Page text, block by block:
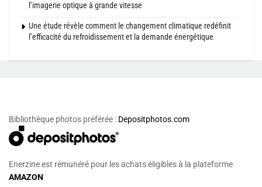
l’imagerie optique à grande vitesse
Une étude révèle comment le changement climatique redéfinit
l’efficacité du refroidissement et la demande énergétique
Bibliothèque photos préférée : Depositphotos.com
Enerzine est rémunéré pour les achats éligibles à la plateforme
AMAZON